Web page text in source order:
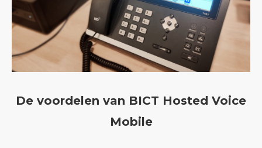
De voordelen van BICT Hosted Voice
Mobile